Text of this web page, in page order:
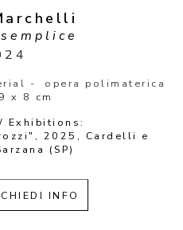
-  opera polimaterica
x 8 cm
Exhibitions:
2025, Cardelli e
(SP)
INFO